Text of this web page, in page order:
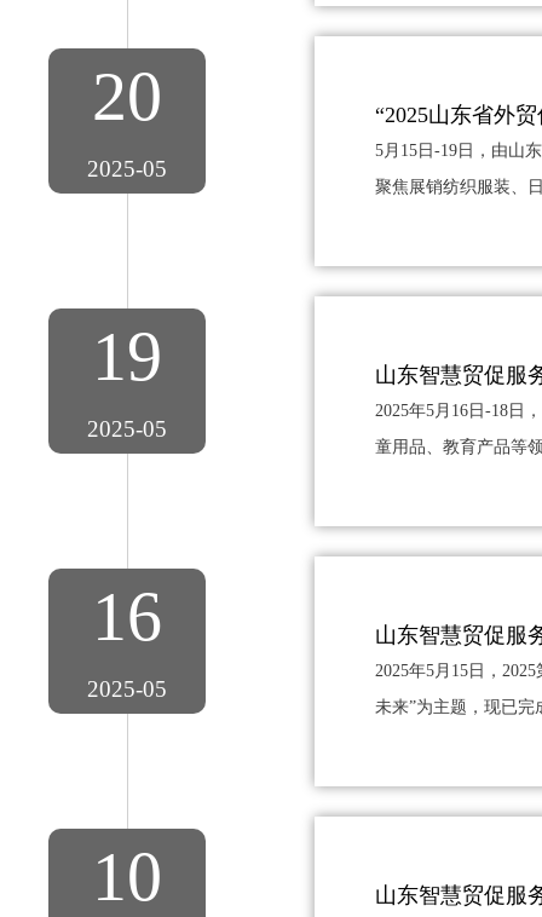
20
2025-05
“2025山东省外
5月15日-19日，由山
聚焦展销纺织服装、
19
2025-05
山东智慧贸促服
2025年5月16日-18日
童用品、教育产品等
16
2025-05
山东智慧贸促服
2025年5月15日，
未来”为主题，现已完
10 山东智慧贸促服